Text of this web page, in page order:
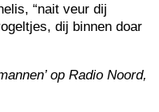
“nait veur dij
dij binnen doar
op Radio Noord,